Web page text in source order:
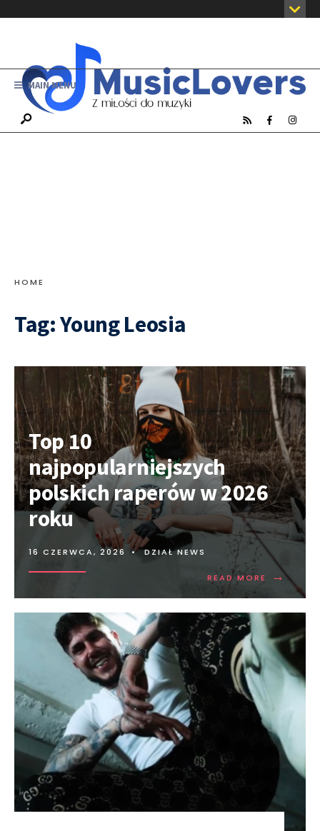
MAIN MENU
HOME
Tag:Young Leosia
Top 10
najpopularniejszych
polskich raperów w 2026
roku
16 CZERWCA, 2026 • DZIAŁ NEWS
READ MORE →